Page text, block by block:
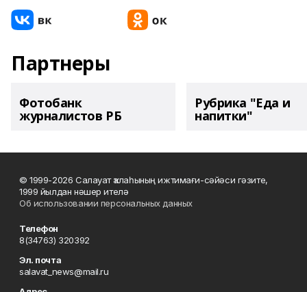
Партнеры
Фотобанк
журналистов РБ
Рубрика "Еда и
напитки"
© 1999-2026 Салауат ҡалаһының ижтимағи-сәйәси гәзите,
1999 йылдан нәшер ителә
Об использовании персональных данных
Телефон
8(34763) 320392
Эл. почта
salavat_news@mail.ru